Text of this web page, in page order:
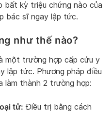
bất kỳ triệu chứng nào của
bác sĩ ngay lập tức.
như thế nào?
một trường hợp cấp cứu y
lập tức. Phương pháp điều
làm thành 2 trường hợp:
tử: Điều trị bằng cách